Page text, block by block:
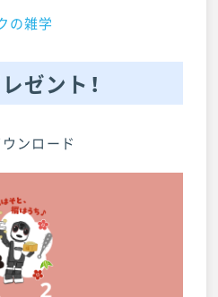
の雑学
ゼント！
ンロード